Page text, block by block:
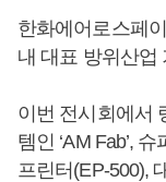
한화에어로스페
내 대표 방위산업
이번 전시회에서
템인 ‘AM Fab’,
프린터(EP-500),